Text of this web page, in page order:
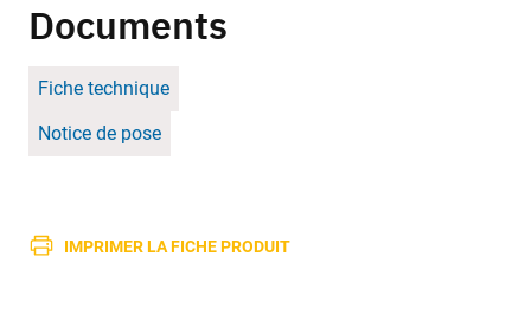
Documents
Fiche technique
Notice de pose
IMPRIMER LA FICHE PRODUIT